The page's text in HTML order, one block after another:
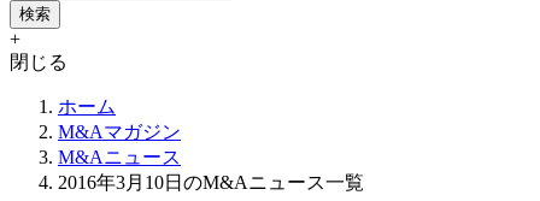
+
閉じる
ホーム
M&Aマガジン
M&Aニュース
2016年3月10日のM&Aニュース一覧